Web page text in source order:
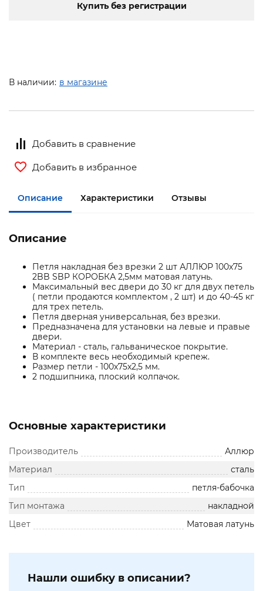
Купить без регистрации
В наличии: в магазине
Добавить в сравнение
Добавить в избранное
Описание Характеристики Отзывы
Описание
Петля накладная без врезки 2 шт АЛЛЮР 100х75
2BB SBP КОРОБКА 2,5мм матовая латунь.
Максимальный вес двери до 30 кг для двух петель
( петли продаются комплектом , 2 шт) и до 40-45 кг
для трех петель.
Петля дверная универсальная, без врезки.
Предназначена для установки на левые и правые
двери.
Материал - сталь, гальваническое покрытие.
В комплекте весь необходимый крепеж.
Размер петли - 100х75х2,5 мм.
2 подшипника, плоский колпачок.
Основные характеристики
Производитель
Аллюр
Материал
сталь
Тип
петля-бабочка
Тип монтажа
накладной
Цвет
Матовая латунь
Нашли ошибку в описании?